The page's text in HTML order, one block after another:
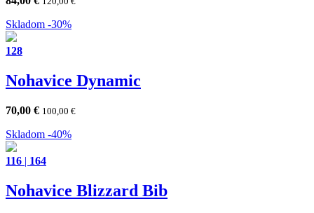
Skladom -30%
128
Nohavice Dynamic
70,00 € 100,00 €
Skladom -40%
116 | 164
Nohavice Blizzard Bib